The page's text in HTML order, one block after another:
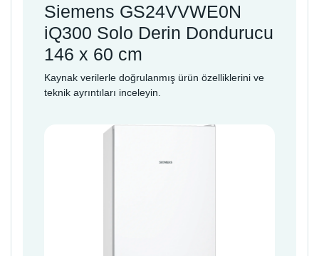
Siemens GS24VVWE0N
iQ300 Solo Derin Dondurucu
146 x 60 cm
Kaynak verilerle doğrulanmış ürün özelliklerini ve
teknik ayrıntıları inceleyin.